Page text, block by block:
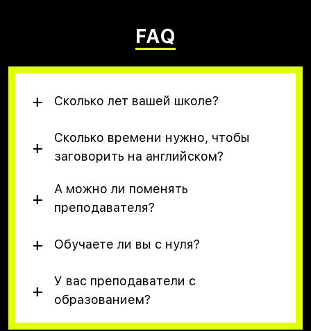
FAQ
Сколько лет вашей школе?
Сколько времени нужно, чтобы
заговорить на английском?
А можно ли поменять
преподавателя?
Обучаете ли вы с нуля?
У вас преподаватели с
образованием?